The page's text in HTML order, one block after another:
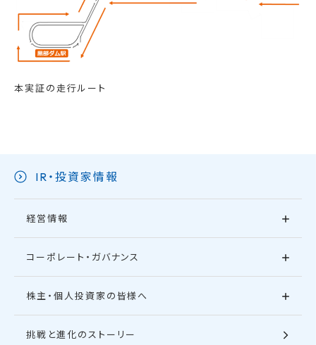
本実証の走行ルート
IR・投資家情報
経営情報
コーポレート・ガバナンス
株主・個人投資家の皆様へ
挑戦と進化のストーリー